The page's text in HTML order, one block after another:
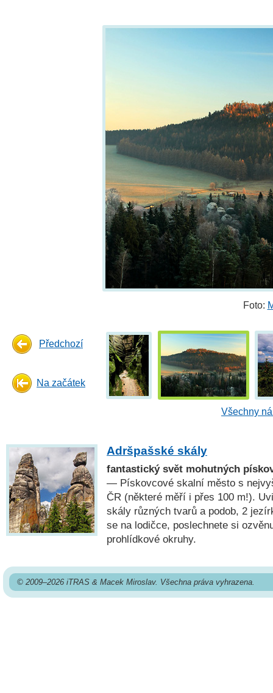
Foto:
Předchozí
Na začátek
Všechny
Adršpašské skály
fantastický svět mohutných
— Pískovcové skalní město s
ČR (některé měří i přes 100 m!).
skály různých tvarů a podob, 2
se na lodičce, poslechnete si
prohlídkové okruhy.
© 2009–2026 iTRAS & Macek Miroslav. Všechna práva vyhrazena.